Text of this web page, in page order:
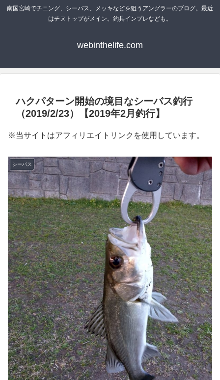
南国宮崎でチニング、シーバス、メッキなどを狙うアングラーのブログ。最近
はチヌトップがメイン。釣具インプレなども。
webinthelife.com
ハクパターン開始の境目なシーバス釣行
（2019/2/23）【2019年2月釣行】
※当サイトはアフィリエイトリンクを使用しています。
シーバス